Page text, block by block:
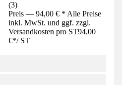
(3)
Preis — 94,00 € * Alle Preise
inkl. MwSt. und ggf. zzgl.
Versandkosten pro ST94,00
€*/ ST